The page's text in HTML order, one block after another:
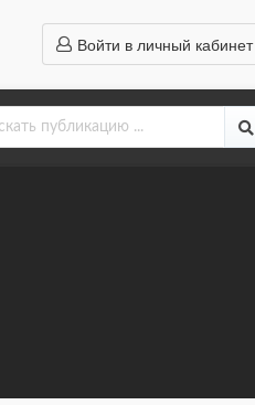
Войти в личный кабинет